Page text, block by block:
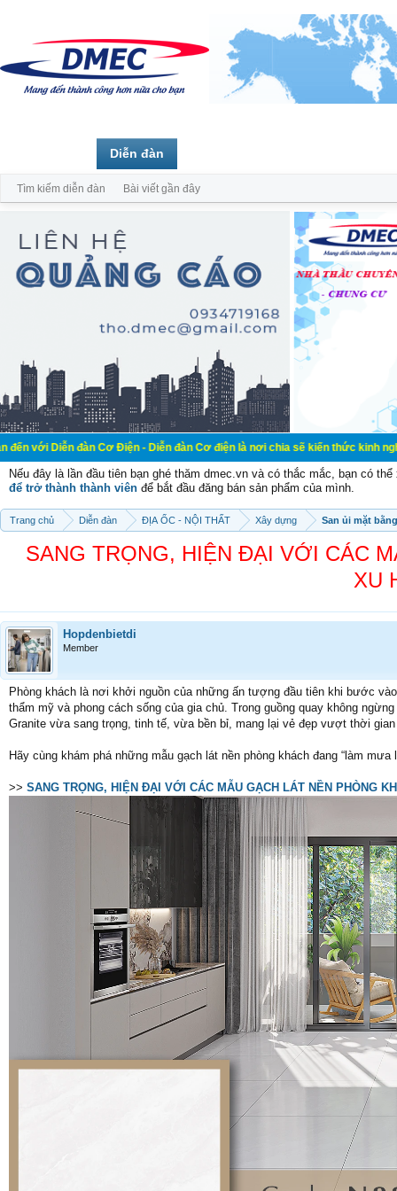
đàn Cơ Điện - Diễn đàn Cơ điện là nơi chia sẽ kiến thức kinh nghiệm
Nếu đây là lần đầu tiên bạn ghé thăm dmec.vn và có thắc mắc, bạn có
để trở thành thành viên để bắt đầu đăng bán sản phẩm của mình.
Trang chủ Diễn đàn ĐỊA ỐC - NỘI THẤT Xây dựng San ủi mặt bằng
SANG TRỌNG, HIỆN ĐẠI VỚI CÁC
XU
Hopdenbietdi
Member
Phòng khách là nơi khởi nguồn của những ấn tượng đầu tiên khi bước
thẩm mỹ và phong cách sống của gia chủ. Trong guồng quay không
Granite vừa sang trọng, tinh tế, vừa bền bỉ, mang lại vẻ đẹp vượt thời
Hãy cùng khám phá những mẫu gạch lát nền phòng khách đang “làm
>> SANG TRỌNG, HIỆN ĐẠI VỚI CÁC MẪU GẠCH LÁT NỀN PHÒNG
Diễn đàn
Tìm kiếm diễn đàn Bài viết gần đây